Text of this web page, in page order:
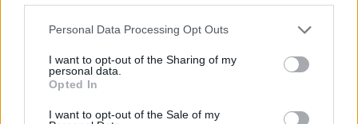
Personal Data Processing Opt Outs
I want to opt-out of the Sharing of my
personal data.
Opted In
I want to opt-out of the Sale of my